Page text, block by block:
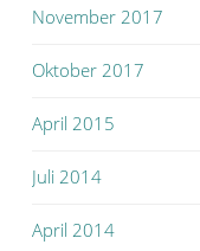
November 2017
Oktober 2017
April 2015
Juli 2014
April 2014